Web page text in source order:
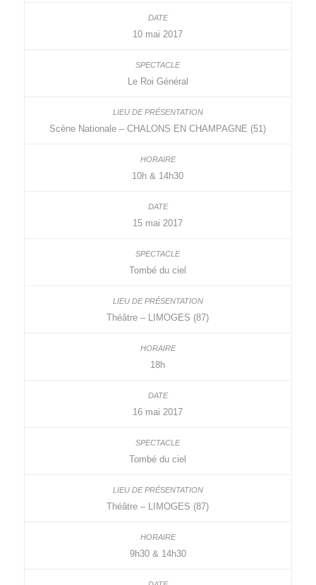
10 mai 2017
Le Roi Général
Scène Nationale – CHALONS EN CHAMPAGNE (51)
10h & 14h30
15 mai 2017
Tombé du ciel
Théâtre – LIMOGES (87)
18h
16 mai 2017
Tombé du ciel
Théâtre – LIMOGES (87)
9h30 & 14h30